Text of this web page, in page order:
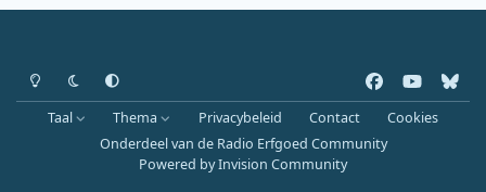
Heldere modus
Donkere modus
Systeemvoorkeur
a
c
e
o
u
b
l
u
Taal Thema Privacybeleid Contact
Cookies
Onderdeel van de Radio Erfgoed Community
Powered byInvision Community